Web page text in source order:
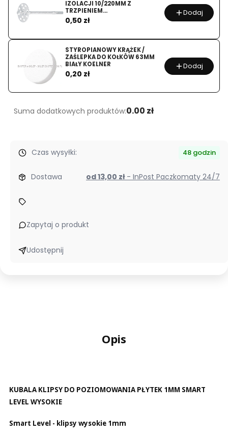
WYSOKIE
IZOLACJI 10/220MM Z
TRZPIENIEM
POLIPROPYLENOWYM KI-220
KOELNER
Cena
0,50 zł
Dodaj
STYROPIANOWY KRĄŻEK /
ZAŚLEPKA DO KOŁKÓW 63MM
BIAŁY KOELNER
Cena
0,20 zł
Dodaj
Suma dodatkowych produktów:0.00 zł
Czas wysyłki: 48 godzin
Dostawa od 13,00 zł - InPost Paczkomaty 24/7
Zapytaj o produkt
Udostępnij
Opis
KUBALA KLIPSY DO POZIOMOWANIA PŁYTEK 1MM SMART
LEVEL WYSOKIE
Smart Level - klipsy wysokie 1mm